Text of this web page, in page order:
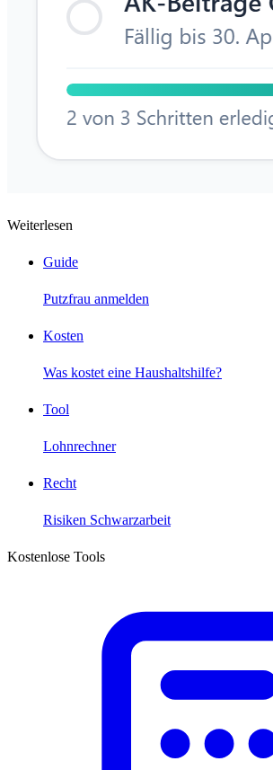
Weiterlesen
Guide
Putzfrau anmelden
Kosten
Was kostet eine Haushaltshilfe?
Tool
Lohnrechner
Recht
Risiken Schwarzarbeit
Kostenlose Tools